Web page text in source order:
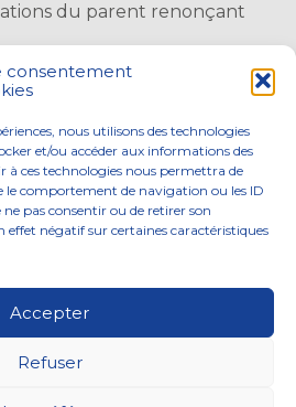
consentement
nous utilisons des technologies
et/ou accéder aux informations des
à ces technologies nous permettra de
le comportement de navigation ou les ID
ne pas consentir ou de retirer son
négatif sur certaines caractéristiques
Accepter
Refuser
du parent renonçant
: une année de plus
ACTUALITÉS
CONTACTEZ-NOUS